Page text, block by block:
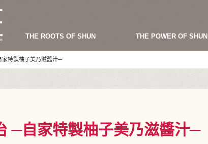
THE ROOTS OF SHUN THE POWER OF SHUN
家特製柚子美乃滋醬汁─
─自家特製柚子美乃滋醬汁─